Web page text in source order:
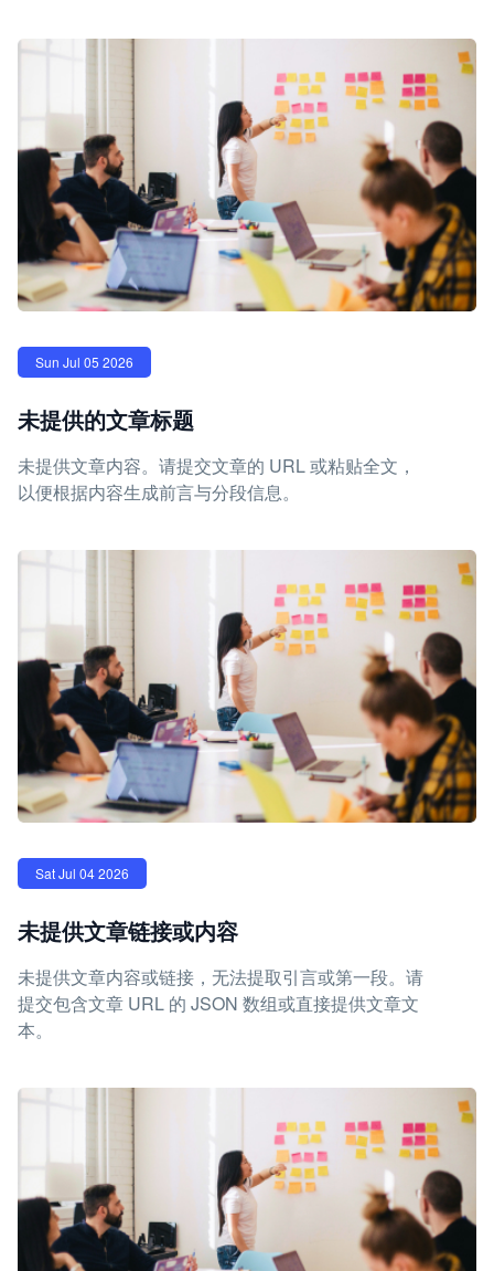
Sun Jul 05 2026
未提供的文章标题
未提供文章内容。请提交文章的 URL 或粘贴全文，
以便根据内容生成前言与分段信息。
Sat Jul 04 2026
未提供文章链接或内容
未提供文章内容或链接，无法提取引言或第一段。请
提交包含文章 URL 的 JSON 数组或直接提供文章文
本。